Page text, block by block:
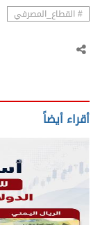
# القطاع_المصرفي
أقراء أيضاً